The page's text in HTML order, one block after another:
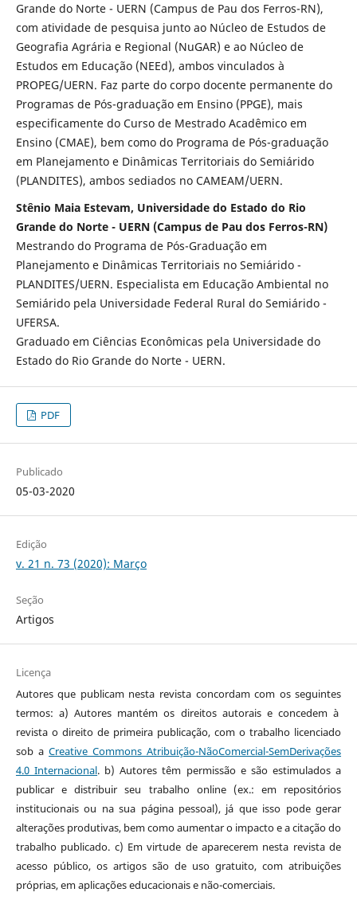
Grande do Norte - UERN (Campus de Pau dos Ferros-RN),
com atividade de pesquisa junto ao Núcleo de Estudos de
Geografia Agrária e Regional (NuGAR) e ao Núcleo de
Estudos em Educação (NEEd), ambos vinculados à
PROPEG/UERN. Faz parte do corpo docente permanente do
Programas de Pós-graduação em Ensino (PPGE), mais
especificamente do Curso de Mestrado Acadêmico em
Ensino (CMAE), bem como do Programa de Pós-graduação
em Planejamento e Dinâmicas Territoriais do Semiárido
(PLANDITES), ambos sediados no CAMEAM/UERN.
Stênio Maia Estevam, Universidade do Estado do Rio
Grande do Norte - UERN (Campus de Pau dos Ferros-RN)
Mestrando do Programa de Pós-Graduação em
Planejamento e Dinâmicas Territoriais no Semiárido -
PLANDITES/UERN. Especialista em Educação Ambiental no
Semiárido pela Universidade Federal Rural do Semiárido -
UFERSA.
Graduado em Ciências Econômicas pela Universidade do
Estado do Rio Grande do Norte - UERN.
PDF
Publicado
05-03-2020
Edição
v. 21 n. 73 (2020): Março
Seção
Artigos
Licença
Autores que publicam nesta revista concordam com os seguintes
termos: a) Autores mantém os direitos autorais e concedem à
revista o direito de primeira publicação, com o trabalho licenciado
sob a Creative Commons Atribuição-NãoComercial-SemDerivações
4.0 Internacional. b) Autores têm permissão e são estimulados a
publicar e distribuir seu trabalho online (ex.: em repositórios
institucionais ou na sua página pessoal), já que isso pode gerar
alterações produtivas, bem como aumentar o impacto e a citação do
trabalho publicado. c) Em virtude de aparecerem nesta revista de
acesso público, os artigos são de uso gratuito, com atribuições
próprias, em aplicações educacionais e não-comerciais.